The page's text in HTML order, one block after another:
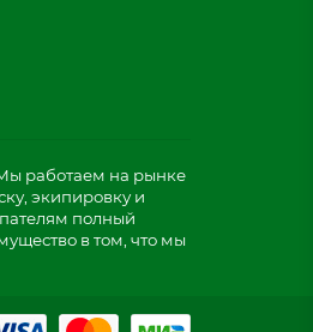
работаем на рынке
экипировку и
полный
в том, что мы